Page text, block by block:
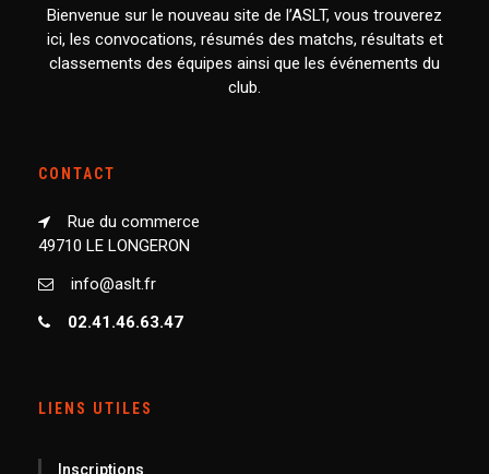
Bienvenue sur le nouveau site de l’ASLT, vous trouverez
ici, les convocations, résumés des matchs, résultats et
classements des équipes ainsi que les événements du
club.
CONTACT
Rue du commerce
49710 LE LONGERON
info@aslt.fr
02.41.46.63.47
LIENS UTILES
Inscriptions